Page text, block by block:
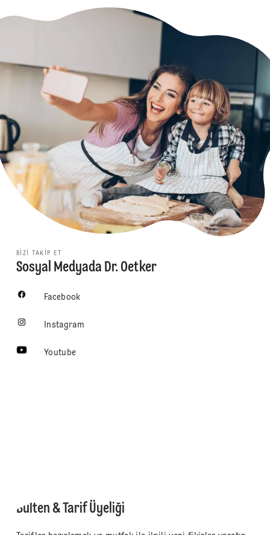
BIZI TAKIP ET
Sosyal Medyada Dr. Oetker
Facebook
Instagram
Youtube
Bülten & Tarif Üyeliği